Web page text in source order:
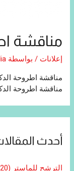
مناقشة
إعلانات / بواسطة
مناقشة اطروحة
مناقشة اطروحة
أحدث
الترشح للماستر (20٪)